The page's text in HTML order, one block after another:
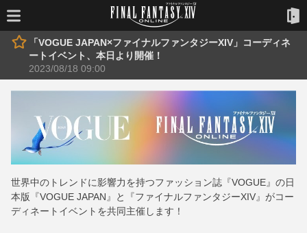
「VOGUE JAPAN×ファイナルファンタジーXIV」コーディネ
ートイベント、本日より開催！
2023/08/18 09:00
世界中のトレンドに影響力を持つファッション誌『VOGUE』の日
本版『VOGUE JAPAN』と『ファイナルファンタジーXIV』がコー
ディネートイベントを共同主催します！